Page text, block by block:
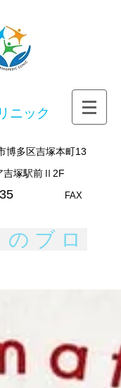
ニック
多区吉塚本町13
吉塚駅前Ⅱ2F
3935 FAX
ブロ